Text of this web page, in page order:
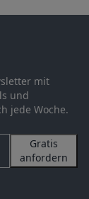
mit
und
jede Woche.
Gratis
anfordern